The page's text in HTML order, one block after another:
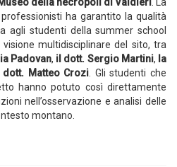
ha garantito la qualità
agli studenti della summer school
multidisciplinare del sito, tra
Padovan, il dott. Sergio Martini, la
Matteo Crozi . Gli studenti che
hanno potuto così direttamente
nell’osservazione e analisi delle
montano.